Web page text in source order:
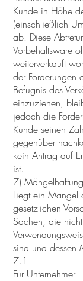
Kunde in Höhe
(einschließlich
ab. Diese
Vorbehaltsware
weiterverkauft
der Forderungen
Befugnis des
einzuziehen,
jedoch die
Kunde seinen
gegenüber
kein Antrag auf
ist.
7) Mängelhaftung
Liegt ein Mangel
gesetzlichen
Sachen, die
sind und dessen
7.1
Für Unternehmer